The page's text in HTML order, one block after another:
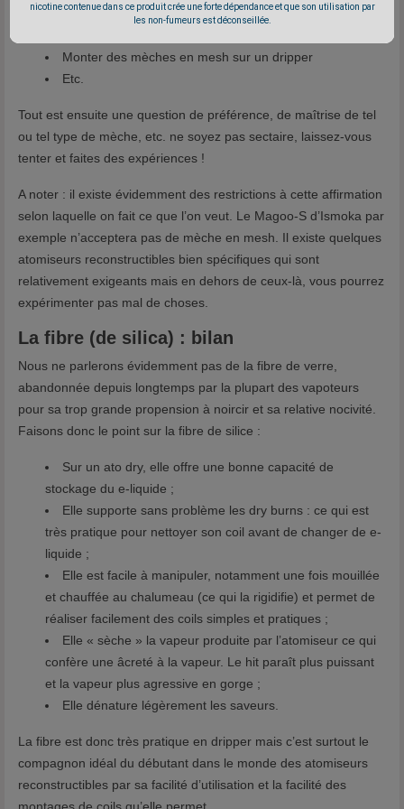
nicotine contenue dans ce produit crée une forte dépendance et que son utilisation par
les non-fumeurs est déconseillée.
Monter des mèches en mesh sur un dripper
Etc.
Tout est ensuite une question de préférence, de maîtrise de tel
ou tel type de mèche, etc. ne soyez pas sectaire, laissez-vous
tenter et faites des expériences !
A noter : il existe évidemment des restrictions à cette affirmation
selon laquelle on fait ce que l’on veut. Le Magoo-S d’Ismoka par
exemple n’acceptera pas de mèche en mesh. Il existe quelques
atomiseurs reconstructibles bien spécifiques qui sont
relativement exigeants mais en dehors de ceux-là, vous pourrez
expérimenter pas mal de choses.
La fibre (de silica) : bilan
Nous ne parlerons évidemment pas de la fibre de verre,
abandonnée depuis longtemps par la plupart des vapoteurs
pour sa trop grande propension à noircir et sa relative nocivité.
Faisons donc le point sur la fibre de silice :
Sur un ato dry, elle offre une bonne capacité de
stockage du e-liquide ;
Elle supporte sans problème les dry burns : ce qui est
très pratique pour nettoyer son coil avant de changer de e-
liquide ;
Elle est facile à manipuler, notamment une fois mouillée
et chauffée au chalumeau (ce qui la rigidifie) et permet de
réaliser facilement des coils simples et pratiques ;
Elle « sèche » la vapeur produite par l’atomiseur ce qui
confère une âcreté à la vapeur. Le hit paraît plus puissant
et la vapeur plus agressive en gorge ;
Elle dénature légèrement les saveurs.
La fibre est donc très pratique en dripper mais c’est surtout le
compagnon idéal du débutant dans le monde des atomiseurs
reconstructibles par sa facilité d’utilisation et la facilité des